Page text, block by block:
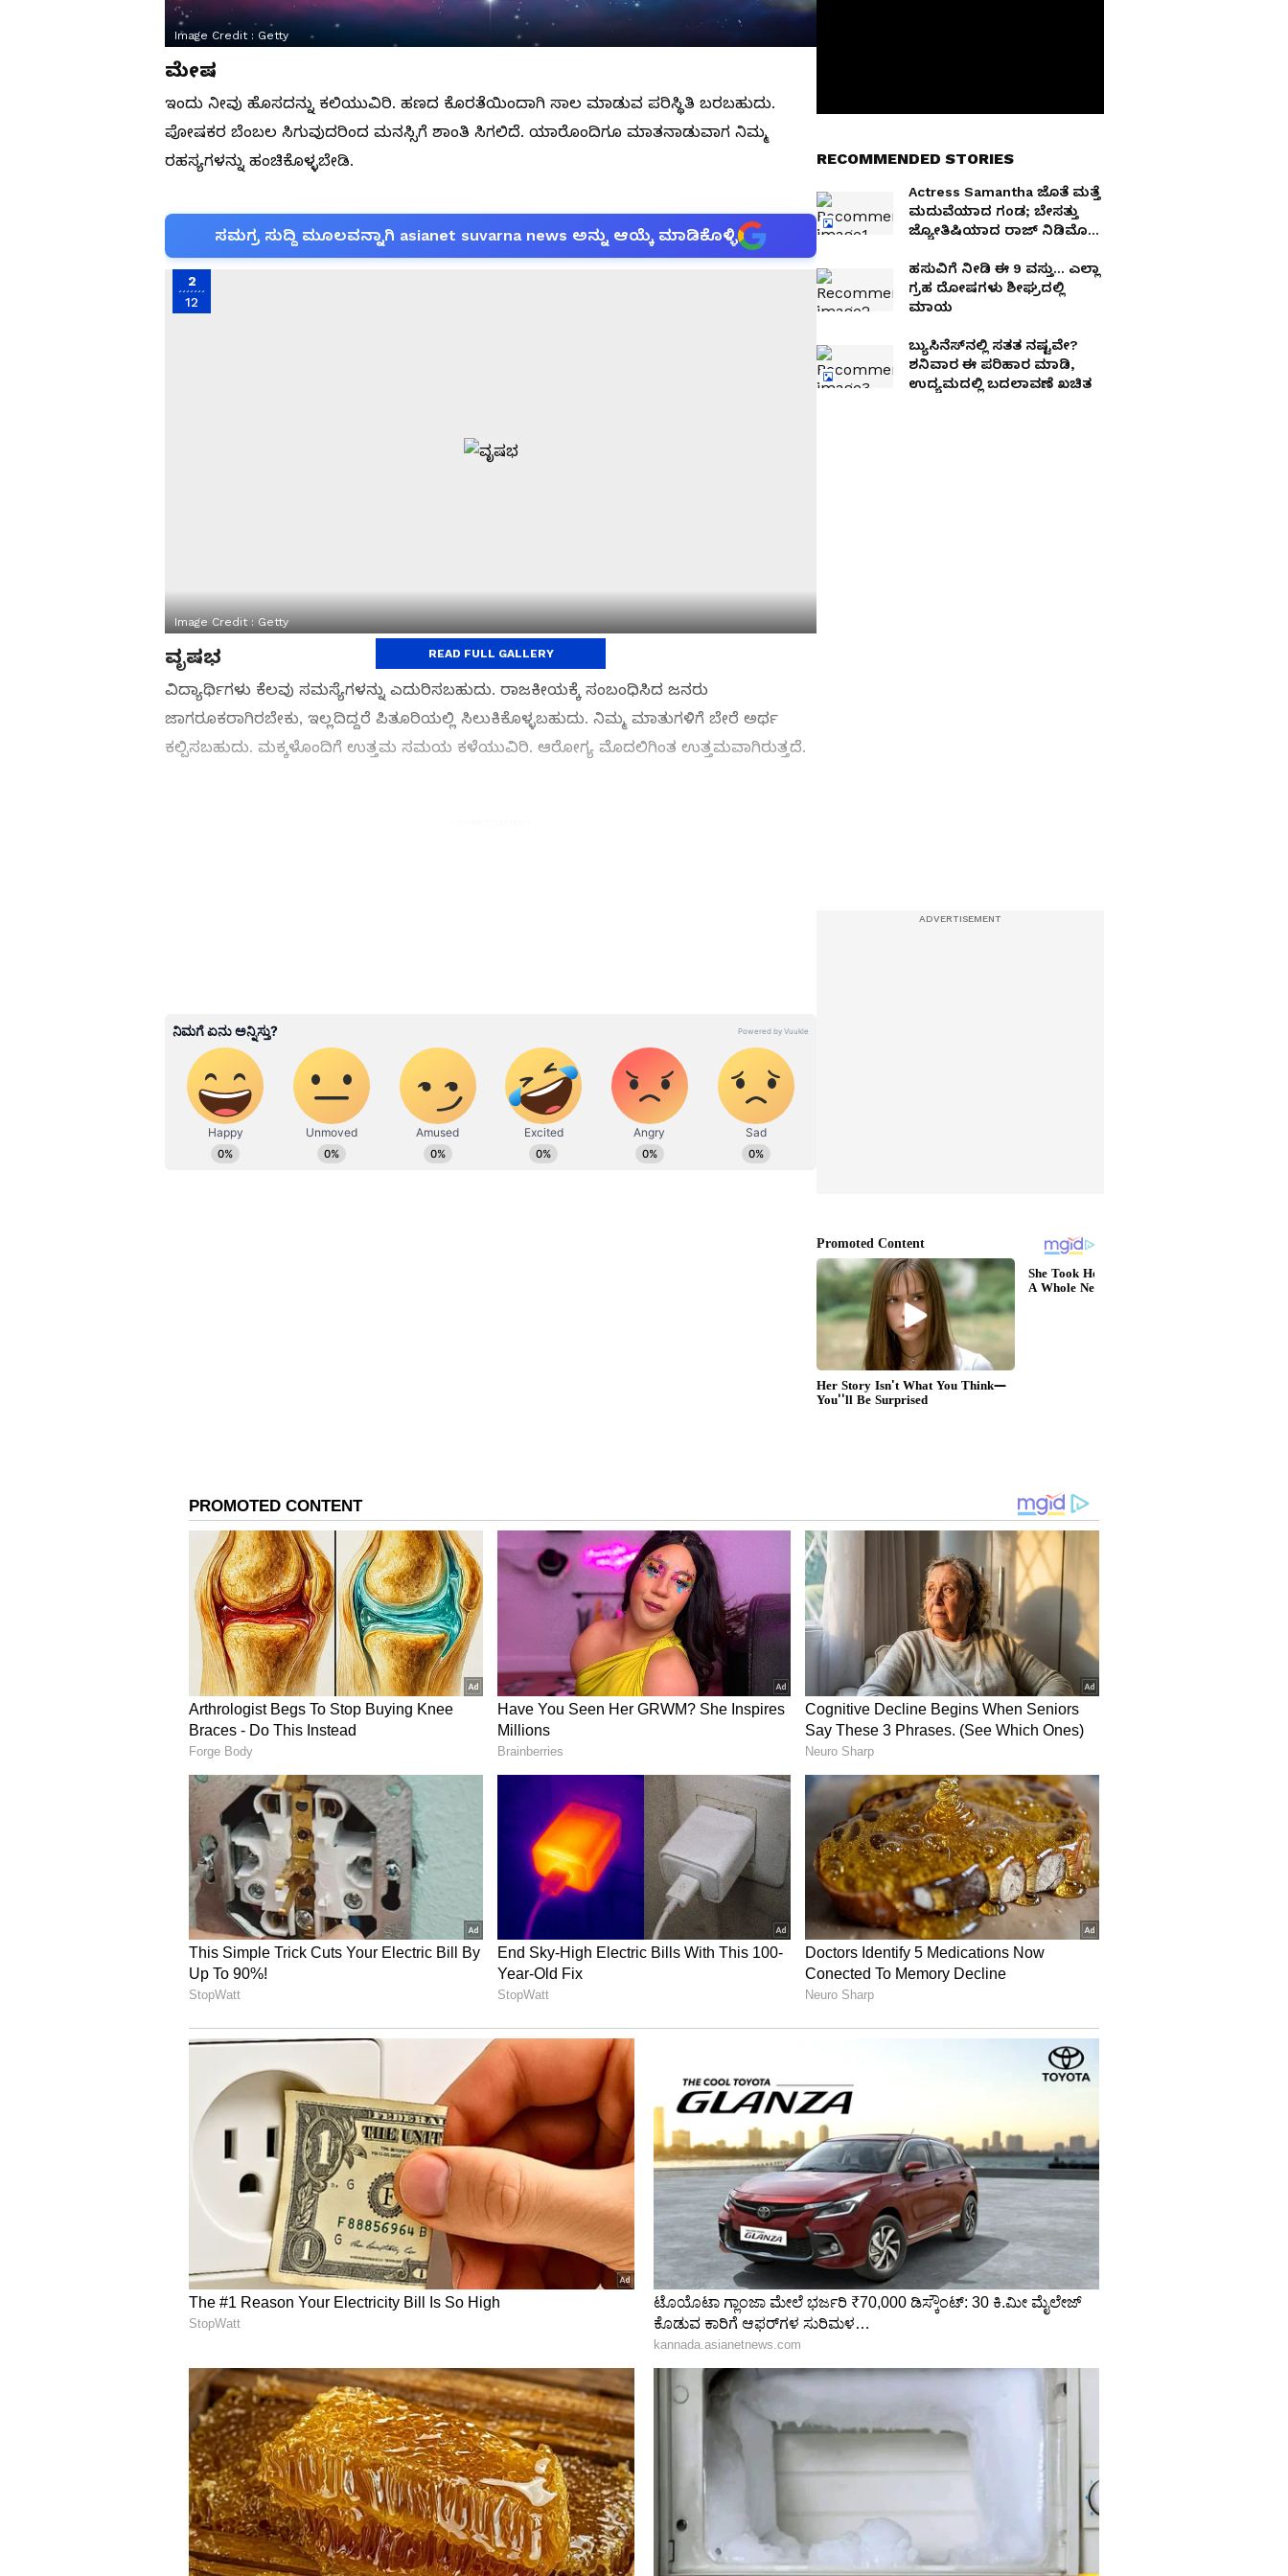
Image Credit : Getty
ಮೇಷ
ಇಂದು ನೀವು ಹೊಸದನ್ನು ಕಲಿಯುವಿರಿ. ಹಣದ ಕೊರತೆಯಿಂದಾಗಿ ಸಾಲ ಮಾಡುವ ಪರಿಸ್ಥಿತಿ ಬರಬಹುದು.
ಪೋಷಕರ ಬೆಂಬಲ ಸಿಗುವುದರಿಂದ ಮನಸ್ಸಿಗೆ ಶಾಂತಿ ಸಿಗಲಿದೆ. ಯಾರೊಂದಿಗೂ ಮಾತನಾಡುವಾಗ ನಿಮ್ಮ
ರಹಸ್ಯಗಳನ್ನು ಹಂಚಿಕೊಳ್ಳಬೇಡಿ.
ಸಮಗ್ರ ಸುದ್ದಿ ಮೂಲವನ್ನಾಗಿ asianet suvarna news ಅನ್ನು ಆಯ್ಕೆ ಮಾಡಿಕೊಳ್ಳಿ
2
12
Image Credit :Getty
ವೃಷಭ
ವಿದ್ಯಾರ್ಥಿಗಳು ಕೆಲವು ಸಮಸ್ಯೆಗಳನ್ನು ಎದುರಿಸಬಹುದು. ರಾಜಕೀಯಕ್ಕೆ ಸಂಬಂಧಿಸಿದ ಜನರು
ಜಾಗರೂಕರಾಗಿರಬೇಕು, ಇಲ್ಲದಿದ್ದರೆ ಪಿತೂರಿಯಲ್ಲಿ ಸಿಲುಕಿಕೊಳ್ಳಬಹುದು. ನಿಮ್ಮ ಮಾತುಗಳಿಗೆ ಬೇರೆ ಅರ್ಥ
ಕಲ್ಪಿಸಬಹುದು. ಮಕ್ಕಳೊಂದಿಗೆ ಉತ್ತಮ ಸಮಯ ಕಳೆಯುವಿರಿ. ಆರೋಗ್ಯ ಮೊದಲಿಗಿಂತ ಉತ್ತಮವಾಗಿರುತ್ತದೆ.
4
12
Image Credit :Our Own
ಈ ರಾಶಿಯವರ ನಿಂತುಹೋಗಿದ್ದ ಕೆಲಸಗಳು ಪೂರ್ಣಗೊಳ್ಳಬಹುದು. ವ್ಯವಹಾರದಲ್ಲಿ ದೊಡ್ಡ ಹಣಕಾಸಿನ ಲಾಭದ
ಯೋಗವಿದೆ. ಪ್ರೇಮ ಜೀವನ ಮೊದಲಿಗಿಂತ ಉತ್ತಮವಾಗಿರುತ್ತದೆ. ಹೊಸ ಸಂಪರ್ಕಗಳಿಂದ ಲಾಭವಾಗಲಿದೆ.
ಉದ್ಯೋಗ ಅರಸುತ್ತಿರುವವರಿಗೆ ಯಶಸ್ಸು ಸಿಗುವ ಸಾಧ್ಯತೆ ಇದೆ.
12
READ FULL GALLERY
RECOMMENDED STORIES
Actress Samantha ಜೊತೆ ಮತ್ತೆ
ಮದುವೆಯಾದ ಗಂಡ; ಬೇಸತ್ತು
ಜ್ಯೋತಿಷಿಯಾದ ರಾಜ್‌ ನಿಡಿಮೊರು
ಹಸುವಿಗೆ ನೀಡಿ ಈ 9 ವಸ್ತು… ಎಲ್ಲಾ
ಗ್ರಹ ದೋಷಗಳು ಶೀಘ್ರದಲ್ಲಿ
ಮಾಯ
ಬ್ಯುಸಿನೆಸ್‌ನಲ್ಲಿ ಸತತ ನಷ್ಟವೇ?
ಶನಿವಾರ ಈ ಪರಿಹಾರ ಮಾಡಿ,
ಉದ್ಯಮದಲ್ಲಿ ಬದಲಾವಣೆ ಖಚಿತ